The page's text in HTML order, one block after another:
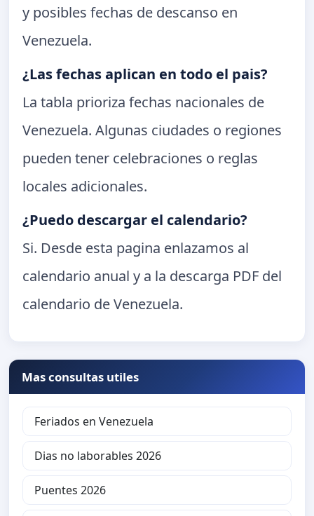
y posibles fechas de descanso en
Venezuela.
¿Las fechas aplican en todo el pais?
La tabla prioriza fechas nacionales de
Venezuela. Algunas ciudades o regiones
pueden tener celebraciones o reglas
locales adicionales.
¿Puedo descargar el calendario?
Si. Desde esta pagina enlazamos al
calendario anual y a la descarga PDF del
calendario de Venezuela.
Mas consultas utiles
Feriados en Venezuela
Dias no laborables 2026
Puentes 2026